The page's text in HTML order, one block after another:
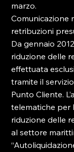
marzo.
Comunicazione
retribuzioni
Da gennaio
riduzione delle
effettuata
tramite il
Punto Cliente.
telematiche per
riduzione delle
al settore